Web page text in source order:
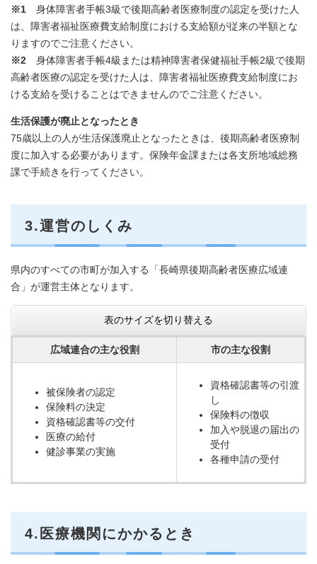
※1 身体障害者手帳3級で後期高齢者医療制度の認定を受けた人
は、障害者福祉医療費支給制度における支給額が従来の半額とな
りますのでご注意ください。
※2 身体障害者手帳4級または精神障害者保健福祉手帳2級で後期
高齢者医療の認定を受けた人は、障害者福祉医療費支給制度にお
ける支給を受けることはできませんのでご注意ください。
生活保護が廃止となったとき
75歳以上の人が生活保護廃止となったときは、後期高齢者医療制
度に加入する必要があります。保険年金課または各支所地域総務
課で手続きを行ってください。
3.運営のしくみ
県内のすべての市町が加入する「長崎県後期高齢者医療広域連
合」が運営主体となります。
表のサイズを切り替える
広域連合の主な役割 市の主な役割
被保険者の認定
保険料の決定
資格確認書等の交付
医療の給付
健診事業の実施
資格確認書等の引渡
し
保険料の徴収
加入や脱退の届出の
受付
各種申請の受付
4.医療機関にかかるとき